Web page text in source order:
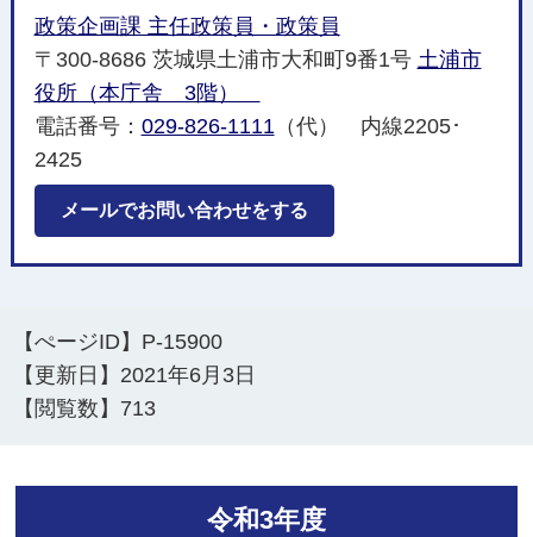
政策企画課 主任政策員・政策員
〒300-8686 茨城県土浦市大和町9番1号 土浦市
役所（本庁舎 3階）
電話番号： 029-826-1111（代） 内線2205･
2425
メールでお問い合わせをする
【ぺージID】 P-15900
【更新日】 2021年6月3日
【閲覧数】 713
令和3年度